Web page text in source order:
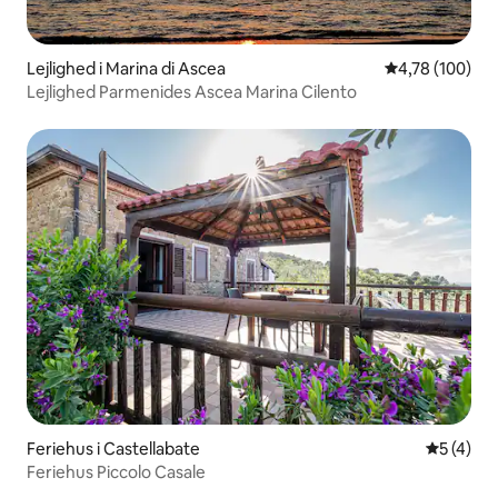
Lejlighed i Marina di Ascea 4,78 ud af 5 i
4,78 (100)
Lejlighed Parmenides Ascea Marina Cilento
Feriehus i Castellabate 5 ud af 5
5 (4)
Feriehus Piccolo Casale